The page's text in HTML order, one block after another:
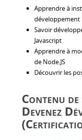
Apprendre à
développement
Savoir
Javascript
Apprendre à
de Node.JS
Découvrir les
Contenu
Devenez